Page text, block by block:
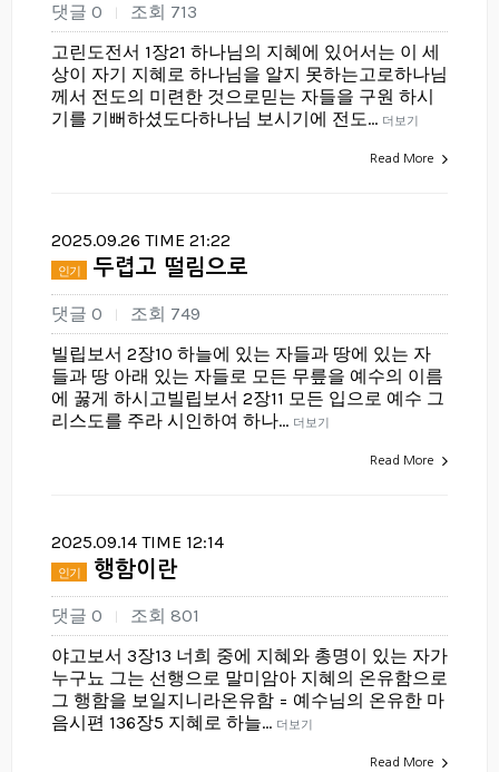
댓글 0
조회 713
고린도전서 1장21 하나님의 지혜에 있어서는 이 세
상이 자기 지혜로 하나님을 알지 못하는고로하나님
께서 전도의 미련한 것으로믿는 자들을 구원 하시
기를 기뻐하셨도다하나님 보시기에 전도… 더보기
Read More
2025.09.26 TIME 21:22
인기 두렵고 떨림으로
댓글 0
조회 749
빌립보서 2장10 하늘에 있는 자들과 땅에 있는 자
들과 땅 아래 있는 자들로 모든 무릎을 예수의 이름
에 꿇게 하시고빌립보서 2장11 모든 입으로 예수 그
리스도를 주라 시인하여 하나… 더보기
Read More
2025.09.14 TIME 12:14
인기 행함이란
댓글 0
조회 801
야고보서 3장13 너희 중에 지혜와 총명이 있는 자가
누구뇨 그는 선행으로 말미암아 지혜의 온유함으로
그 행함을 보일지니라온유함 = 예수님의 온유한 마
음시편 136장5 지혜로 하늘… 더보기
Read More